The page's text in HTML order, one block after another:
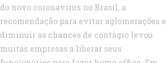
do novo coronavírus no Brasil, a
recomendação para evitar aglomerações e
diminuir as chances de contágio levou
muitas empresas a liberar seus